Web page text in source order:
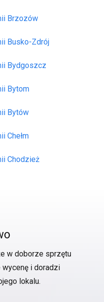
Brzozów
Busko-Zdrój
Bydgoszcz
Bytom
Bytów
Chełm
Chodzież
w doborze sprzętu
i doradzi
lokalu.